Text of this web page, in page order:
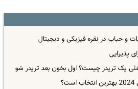
و حباب در نقره فیزیکی و دیجیتال
پذیرایی
یک تریدر چیست؟ اول بخون بعد تریدر شو